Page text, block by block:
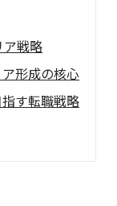
ア戦略
形成の核心
す転職戦略
を徹底分析